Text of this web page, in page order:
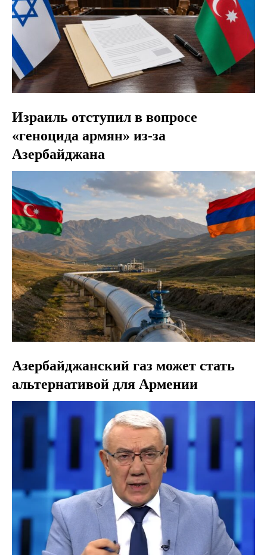
Израиль отступил в вопросе
«геноцида армян» из-за
Азербайджана
Азербайджанский газ может стать
альтернативой для Армении